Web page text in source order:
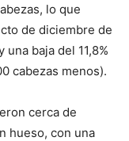
lo que
de diciembre de
una baja del 11,8%
cabezas menos).
cerca de
hueso, con una